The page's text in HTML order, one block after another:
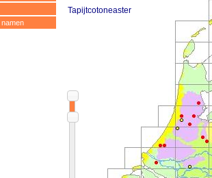
Tapijtcotoneaster